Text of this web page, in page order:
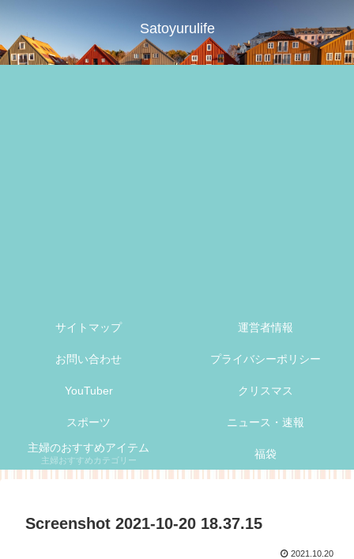
Satoyurulife
サイトマップ 運営者情報
お問い合わせ プライバシーポリシー
YouTuber クリスマス
スポーツ
ニュース・速報
主婦のおすすめアイテム
主婦おすすめカテゴリー 福袋
Screenshot 2021-10-20 18.37.15
2021.10.20